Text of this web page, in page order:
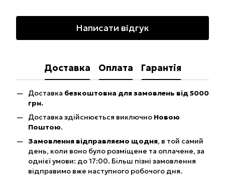
Написати відгук
Доставка Оплата Гарантія
Доставка безкоштовна для замовлень від 5000
грн.
Доставка здійснюється виключно Новою
Поштою.
Замовлення відправляємо щодня, в той самий
день, коли воно було розміщене та оплачене, за
однієї умови: до 17:00. Більш пізні замовлення
відправимо вже наступного робочого дня.